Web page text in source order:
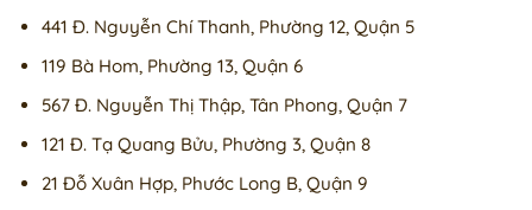
441 Đ. Nguyễn Chí Thanh, Phường 12, Quận 5
119 Bà Hom, Phường 13, Quận 6
567 Đ. Nguyễn Thị Thập, Tân Phong, Quận 7
121 Đ. Tạ Quang Bửu, Phường 3, Quận 8
21 Đỗ Xuân Hợp, Phước Long B, Quận 9